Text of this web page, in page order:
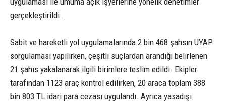
gerçekleştirildi.
Sabit ve hareketli yol uygulamalarında 2 bin 468 şahsın UYAP
sorgulaması yapılırken, çeşitli suçlardan arandığı belirlenen
21 şahıs yakalanarak ilgili birimlere teslim edildi. Ekipler
tarafından 1123 araç kontrol edilirken, 20 araca toplam 388
bin 803 TL idari para cezası uygulandı. Ayrıca yasadışı